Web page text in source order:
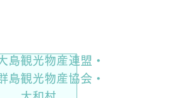
島観光物産連盟・
島観光物産協会・